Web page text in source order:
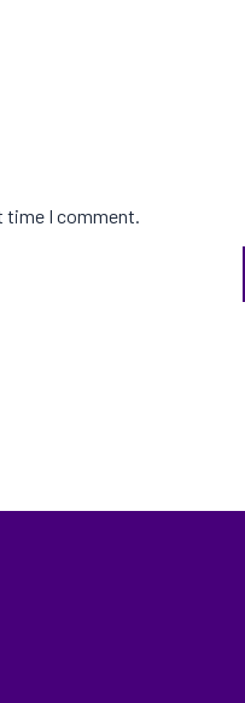
time I comment.